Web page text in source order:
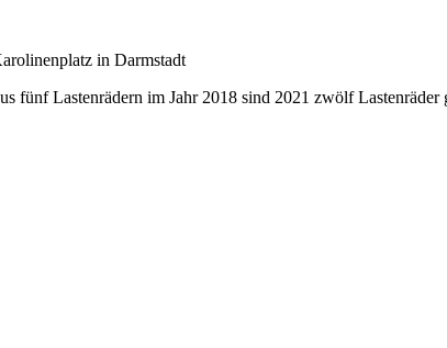
in Darmstadt
Lastenrädern im Jahr 2018 sind 2021 zwölf